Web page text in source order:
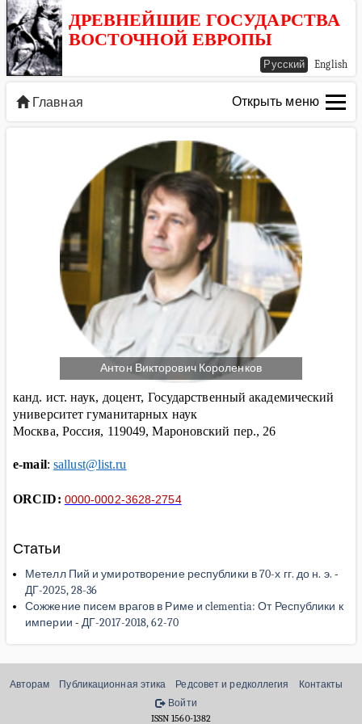
ДРЕВНЕЙШИЕ ГОСУДАРСТВА
ВОСТОЧНОЙ ЕВРОПЫ
Русский English
Главная Открыть меню
Антон Викторович Короленков
канд. ист. наук, доцент, Государственный академический
университет гуманитарных наук
Москва, Россия, 119049, Мароновский пер., 26
e-mail: sallust@list.ru
ORCID: 0000-0002-3628-2754
Статьи
Метелл Пий и умиротворение республики в 70-х гг. до н. э. -
ДГ-2025, 28-36
Сожжение писем врагов в Риме и clementia: От Республики к
империи - ДГ-2017-2018, 62-70
Авторам Публикационная этика Редсовет и редколлегия
Контакты
Войти
ISSN 1560-1382